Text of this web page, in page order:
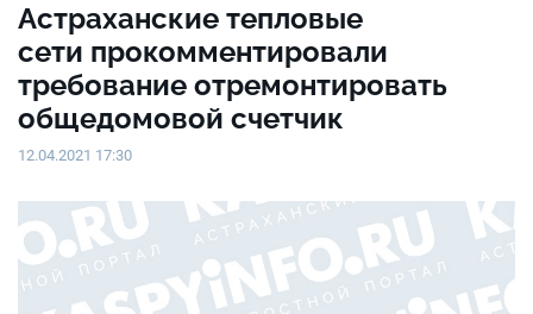
Астраханские тепловые
сети прокомментировали
требование отремонтировать
общедомовой счетчик
12.04.2021 17:30